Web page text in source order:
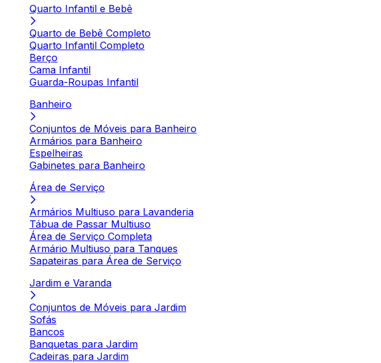
Quarto Infantil e Bebê
Quarto de Bebê Completo
Quarto Infantil Completo
Berço
Cama Infantil
Guarda-Roupas Infantil
Banheiro
Conjuntos de Móveis para Banheiro
Armários para Banheiro
Espelheiras
Gabinetes para Banheiro
Área de Serviço
Armários Multiuso para Lavanderia
Tábua de Passar Multiuso
Área de Serviço Completa
Armário Multiuso para Tanques
Sapateiras para Área de Serviço
Jardim e Varanda
Conjuntos de Móveis para Jardim
Sofás
Bancos
Banquetas para Jardim
Cadeiras para Jardim